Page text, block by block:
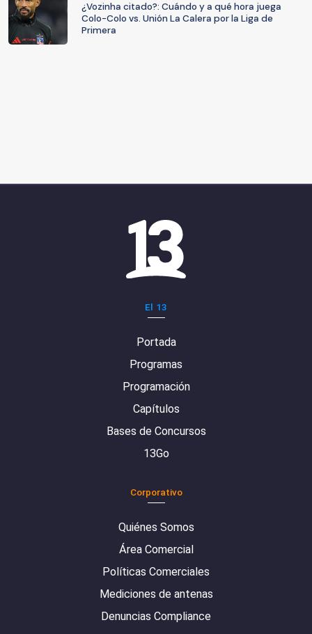
¿Vozinha citado?: Cuándo y a qué hora juega
Colo-Colo vs. Unión La Calera por la Liga de
Primera
El 13
Portada
Programas
Programación
Capítulos
Bases de Concursos
13Go
Corporativo
Quiénes Somos
Área Comercial
Políticas Comerciales
Mediciones de antenas
Denuncias Compliance